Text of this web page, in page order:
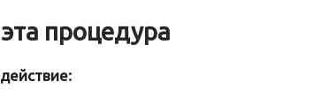
процедура